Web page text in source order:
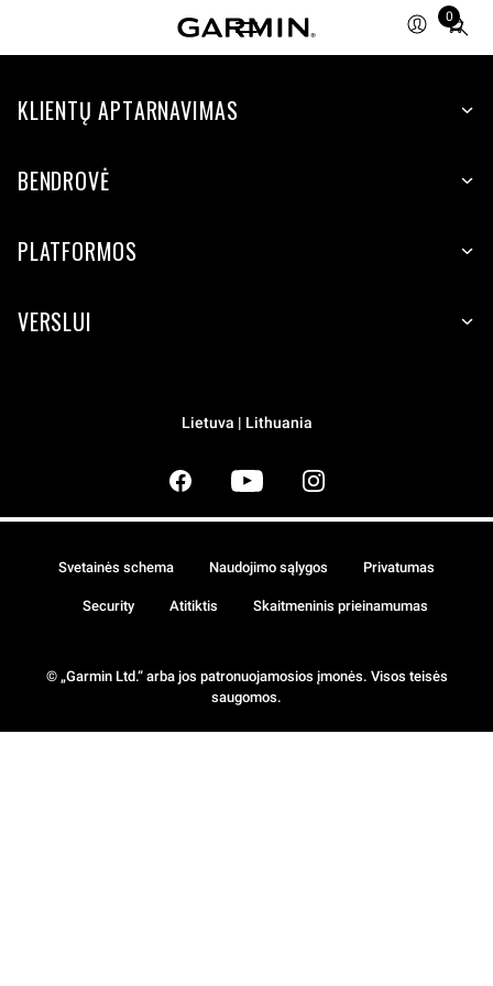
0
Total
items
cart:
KLIENTŲ APTARNAVIMAS
BENDROVĖ
PLATFORMOS
VERSLUI
Lietuva | Lithuania
© „Garmin Ltd.“ arba jos patronuojamosios įmonės. Visos teisės
saugomos.
Svetainės schema Naudojimo sąlygos Privatumas
Security Atitiktis Skaitmeninis prieinamumas